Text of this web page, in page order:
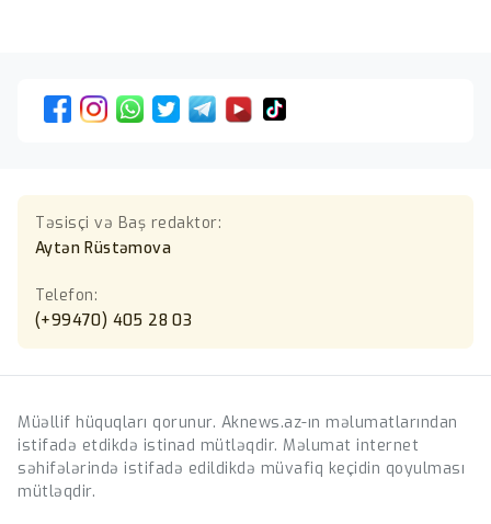
Təsisçi və Baş redaktor:
Aytən Rüstəmova
Telefon:
(+99470) 405 28 03
Müəllif hüquqları qorunur. Aknews.az-ın məlumatlarından
istifadə etdikdə istinad mütləqdir. Məlumat internet
səhifələrində istifadə edildikdə müvafiq keçidin qoyulması
mütləqdir.